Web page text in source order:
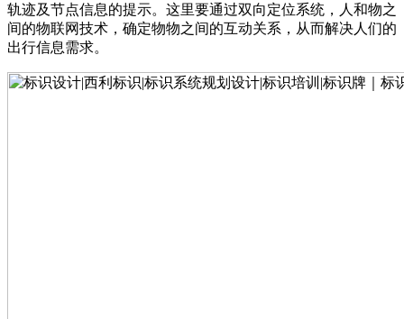
轨迹及节点信息的提示。这里要通过双向定位系统，人和物之
间的物联网技术，确定物物之间的互动关系，从而解决人们的
出行信息需求。